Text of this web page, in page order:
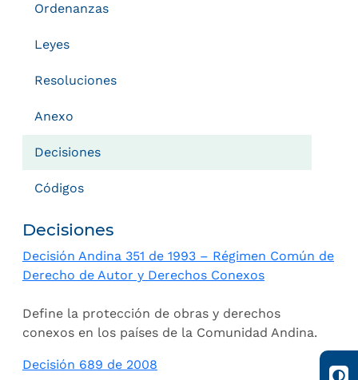
Ordenanzas
Leyes
Resoluciones
Anexo
Decisiones
Códigos
Decisiones
Decisión Andina 351 de 1993 – Régimen Común de
Derecho de Autor y Derechos Conexos
Define la protección de obras y derechos
conexos en los países de la Comunidad Andina.
Decisión 689 de 2008